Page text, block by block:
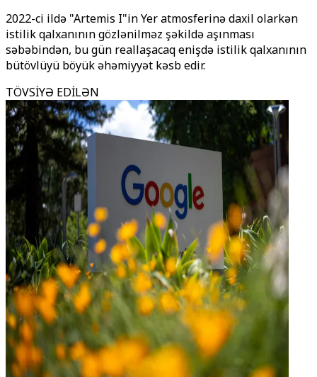
2022-ci ildə "Artemis I"in Yer atmosferinə daxil olarkən
istilik qalxanının gözlənilməz şəkildə aşınması
səbəbindən, bu gün reallaşacaq enişdə istilik qalxanının
bütövlüyü böyük əhəmiyyət kəsb edir.
TÖVSİYƏ EDİLƏN